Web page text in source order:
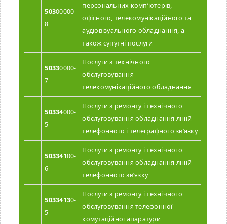
50300000-
8
персональних комп’ютерів,
офісного, телекомунікаційного та
аудіовізуального обладнання, а
також супутні послуги
50330000-
7
Послуги з технічного
обслуговування
телекомунікаційного обладнання
50334000-
5
Послуги з ремонту і технічного
обслуговування обладнання ліній
телефонного і телеграфного зв’язку
50334100-
6
Послуги з ремонту і технічного
обслуговування обладнання ліній
телефонного зв’язку
50334130-
5
Послуги з ремонту і технічного
обслуговування телефонної
комутаційної апаратури